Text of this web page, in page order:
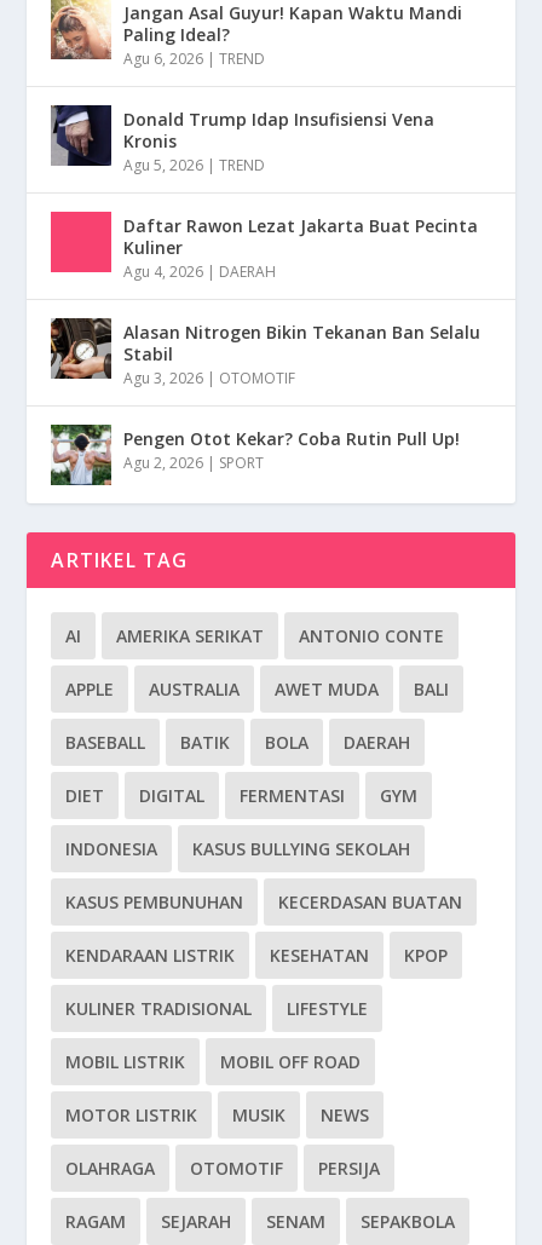
Jangan Asal Guyur! Kapan Waktu Mandi
Paling Ideal?
Agu 6, 2026 |TREND
Donald Trump Idap Insufisiensi Vena
Kronis
Agu 5, 2026 |TREND
Daftar Rawon Lezat Jakarta Buat Pecinta
Kuliner
Agu 4, 2026 DAERAH
Alasan Nitrogen Bikin Tekanan Ban Selalu
Stabil
Agu 3, 2026 OTOMOTIF
Pengen Otot Kekar? Coba Rutin Pull Up!
Agu 2, 2026 SPORT
ARTIKEL TAG
AI AMERIKA SERIKAT ANTONIO CONTE
APPLE AUSTRALIA AWET MUDA BALI
BASEBALL BATIK BOLA DAERAH
DIET DIGITAL FERMENTASI GYM
INDONESIA KASUS BULLYING SEKOLAH
KASUS PEMBUNUHAN KECERDASAN BUATAN
KENDARAAN LISTRIK KESEHATAN KPOP
KULINER TRADISIONAL LIFESTYLE
MOBIL LISTRIK MOBIL OFF ROAD
MOTOR LISTRIK MUSIK NEWS
OLAHRAGA OTOMOTIF PERSIJA
RAGAM SEJARAH SENAM SEPAKBOLA